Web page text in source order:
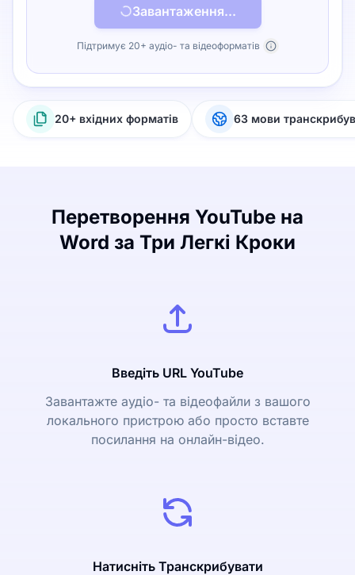
Завантаження...
Підтримує 20+ аудіо- та відеоформатів
20+ вхідних форматів 63 мови
Перетворення YouTube на
Word за Три Легкі Кроки
Введіть URL YouTube
Завантажте аудіо- та відеофайли з вашого
локального пристрою або просто вставте
посилання на онлайн-відео.
Натисніть Транскрибувати